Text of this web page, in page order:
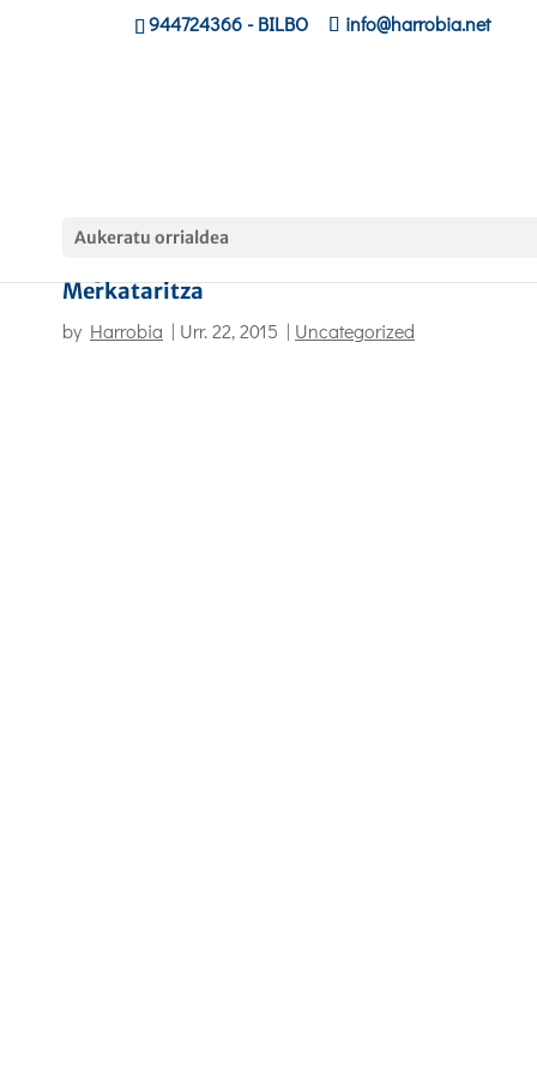
944724366- BILBO info@harrobia.net
Aukeratu orrialdea
Merkataritza
by Harrobia | Urr. 22, 2015 | Uncategorized